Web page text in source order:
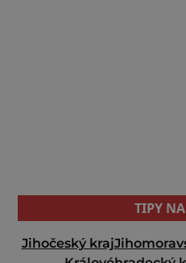
TIPY NA
Jihočeský kraj